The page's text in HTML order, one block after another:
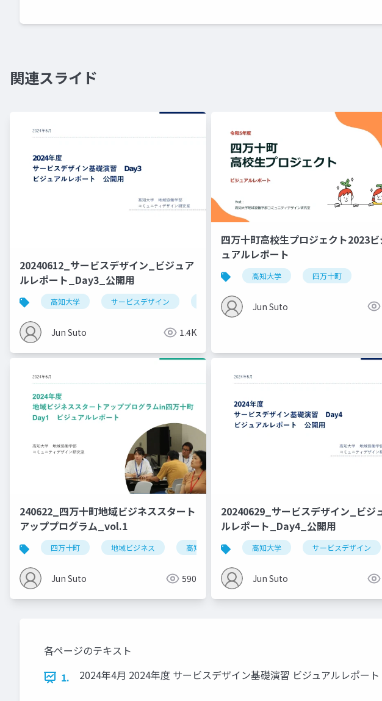
関連スライド
20240612_サービスデザイン_ビジュア
ルレポート_Day3_公開用
高知大学 サービスデザイン デザイン思考
Jun Suto 1.4K
四万十町高校生プロジェクト2023
ュアルレポート
高知大学 四万十町
Jun Suto
240622_四万十町地域ビジネススタート
アッププログラム_vol.1
四万十町 地域ビジネス 高知大学 ローカルビジネス
Jun Suto 590
20240629_サービスデザイン_ビジ
ルレポート_Day4_公開用
高知大学 サービスデザイン
Jun Suto
各ページのテキスト
1.
2024年4月 2024年度 サービスデザイン基礎演習 ビジュアルレポー